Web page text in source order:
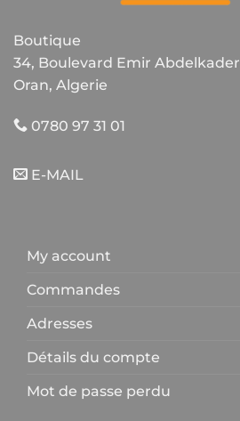
Boutique
34, Boulevard Emir Abdelkader
Oran, Algerie
0780 97 31 01
E-MAIL
My account
Commandes
Adresses
Détails du compte
Mot de passe perdu